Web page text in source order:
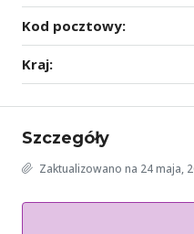
Kod pocztowy:
Kraj:
Szczegóły
Zaktualizowano na 24 maja,